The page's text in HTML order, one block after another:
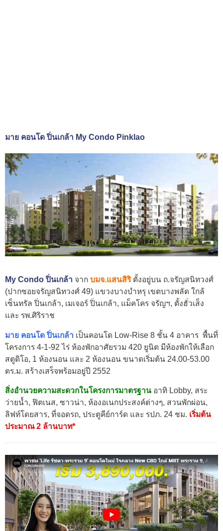
มาย คอนโด ปิ่นเกล้า My Condo Pinklao
My Condo ปิ่นเกล้า จาก บมจ.แสนสิริ ตั้งอยู่บน ถ.จรัญสนิทวงศ์
(ปากซอยจรัญสนิทวงศ์ 49) แขวงบางบำหรุ เขตบางพลัด ใกล้
เซ็นทรัล ปิ่นเกล้า, เมเจอร์ ปิ่นเกล้า, แม็คโคร จรัญฯ, ตั้งฮั่วเส็ง
และ รพ.ศิริราช
มาย คอนโด ปิ่นเกล้า เป็นคอนโด Low-Rise 8 ชั้น 4 อาคาร พื้นที่
โครงการ 4-1-92 ไร่ ห้องพักอาศัยรวม 420 ยูนิต มีห้องพักให้เลือก
สตูดิโอ, 1 ห้องนอน และ 2 ห้องนอน ขนาดเริ่มต้น 24.00-53.00
ตร.ม. สร้างเสร็จพร้อมอยู่ปี 2552
สิ่งอำนวยความสะดวกในโครงการมาตรฐาน อาทิ Lobby, สระ
ว่ายน้ำ, ฟิตเนส, ซาวน่า, ห้องอเนกประสงค์ต่างๆ, สวนพักผ่อน,
ลิฟท์โดยสาร, ที่จอดรถ, ประตูคีย์การ์ด และ รปภ. 24 ชม. เริ่มต้น
ประมาณ 2 ล้านบาท*